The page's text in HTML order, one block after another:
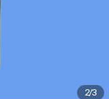
2/3